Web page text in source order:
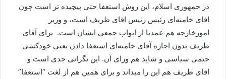
در جمهوری اسلام، این روش استعفا حتی پیچیده تر است چون
اقای خامنه‌ای رئیس رئیس اقای ظریف است، و وزیر
امورخارجه هم عمدتا از ابواب جمعی ایشان است. ‌ برای آقای
ظریف بدون اجازه آقای خامنه‌ای استعفا دادن یعنی خودکشی
حتمی سیاسی و شاید هم ورای آن. این نگرانی جدی است و
اقای ظریف هم این را میداند و برای همین هم از لغت “استعفا”